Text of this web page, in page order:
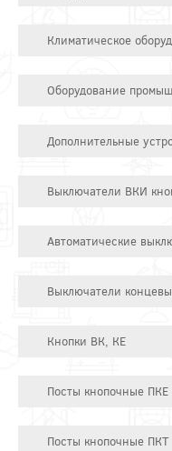
Климатическое
Оборудование
Дополнительные
Выключатели ВКИ
Автоматические
Выключатели
Кнопки ВК, КЕ
Посты кнопочные ПКЕ
Посты кнопочные ПКТ